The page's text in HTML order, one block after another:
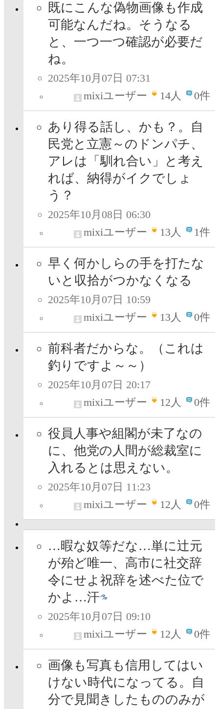
既にこんな偽物画像も作成
可能なんだね。そうなる
と、一つ一つ確認が必要だ
ね。
2025年10月07日 07:31
mixiユーザー
14人 0件
あり得る話し、かも？。自
民党と立憲～のドンパチ、
アレは「馴れ合い」と考え
れば、納得がイクでしょ
う？
2025年10月08日 06:30
mixiユーザー
13人 1件
早く何かしらの手を打たな
いと収拾がつかなくなる
2025年10月07日 10:59
mixiユーザー
13人 0件
前科者だからな。（これは
釣りですよ～～）
2025年10月07日 20:17
mixiユーザー
12人 0件
役員人事や組閣が未了なの
に、他党の人間が総裁室に
入れるとは思えない。
2025年10月07日 11:23
mixiユーザー
12人 0件
…暇な奴等だな…単に辻元
が殆ど唯一、高市に社交辞
令にせよ祝辞を述べた位で
かよ…汗
2025年10月07日 09:10
mixiユーザー
12人 0件
画像も写真も信用してはい
けない時代になってる。自
分で見聞きしたもののみが